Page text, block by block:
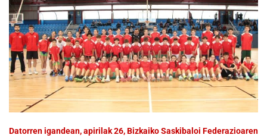
Datorren igandean, apirilak 26, Bizkaiko Saskibaloi Federazioaren